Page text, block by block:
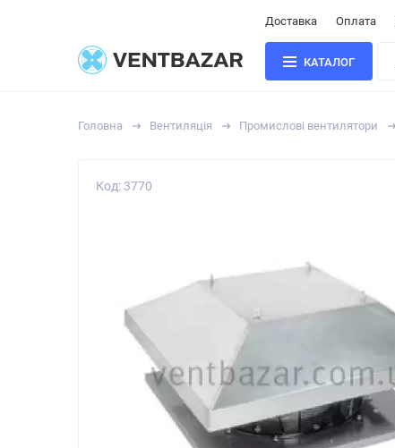
Доставка Оплата
КАТАЛОГ
Головна Вентиляція Промислові вентилятори
Код: 3770